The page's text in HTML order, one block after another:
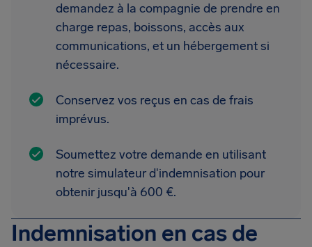
demandez à la compagnie de prendre en
charge repas, boissons, accès aux
communications, et un hébergement si
nécessaire.
Conservez vos reçus en cas de frais
imprévus.
Soumettez votre demande en utilisant
notre simulateur d'indemnisation pour
obtenir jusqu'à 600 €.
Indemnisation en cas de